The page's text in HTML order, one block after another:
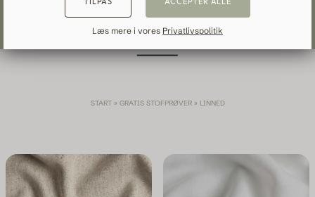
MADE-TO-MEASURE
Bomuld
Moderne
ABOUT VEOLINLINNED
START» GRATIS STOFPRØVER» LINNED
Læs mere i vores Privatlivspolitik